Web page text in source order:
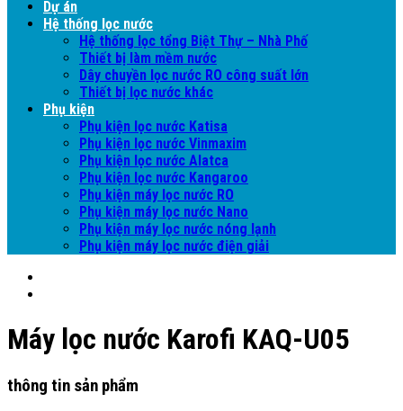
Dự án
Hệ thống lọc nước
Hệ thống lọc tổng Biệt Thự – Nhà Phố
Thiết bị làm mềm nước
Dây chuyền lọc nước RO công suất lớn
Thiết bị lọc nước khác
Phụ kiện
Phụ kiện lọc nước Katisa
Phụ kiện lọc nước Vinmaxim
Phụ kiện lọc nước Alatca
Phụ kiện lọc nước Kangaroo
Phụ kiện máy lọc nước RO
Phụ kiện máy lọc nước Nano
Phụ kiện máy lọc nước nóng lạnh
Phụ kiện máy lọc nước điện giải
Máy lọc nước Karofi KAQ-U05
thông tin sản phẩm